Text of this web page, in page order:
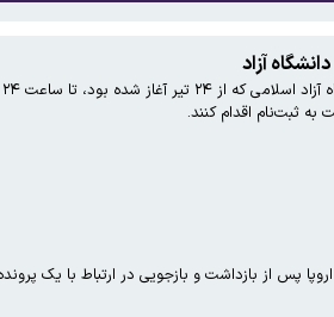
آزاد
به ثبت‌نام اقدام کنند.
پس از بازداشت و بازجویی در ارتباط با یک